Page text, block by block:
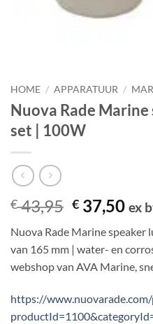
HOME / APPARATUUR /
Nuova Rade
set | 100W
€43,95
prijs
was:
€ 43,95.
€ 37,50
is:
€
ex
Nuova Rade Marine
van 165 mm | water- en
webshop van AVA Marine,
https://